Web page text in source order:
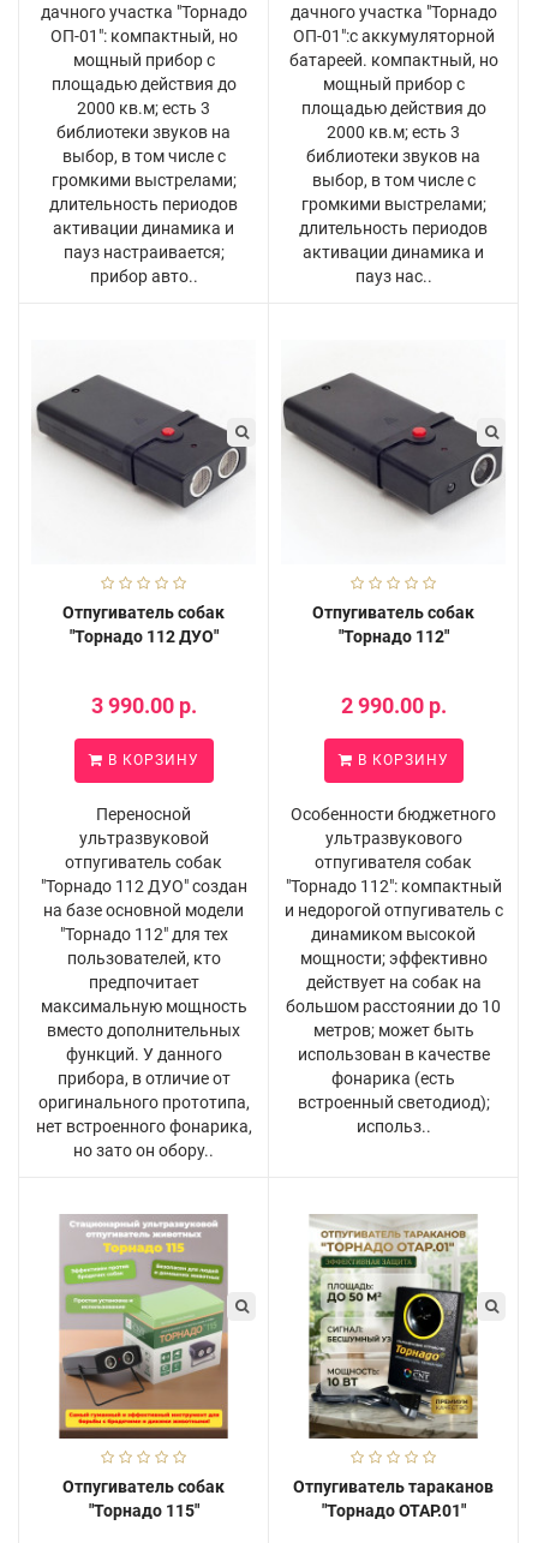
дачного участка "Торнадо
ОП-01": компактный, но
мощный прибор с
площадью действия до
2000 кв.м; есть 3
библиотеки звуков на
выбор, в том числе с
громкими выстрелами;
длительность периодов
активации динамика и
пауз настраивается;
прибор авто..
дачного участка "Торнадо
ОП-01":с аккумуляторной
батареей. компактный, но
мощный прибор с
площадью действия до
2000 кв.м; есть 3
библиотеки звуков на
выбор, в том числе с
громкими выстрелами;
длительность периодов
активации динамика и
пауз нас..
Отпугиватель собак
"Торнадо 112 ДУО"
3 990.00 р.
В КОРЗИНУ
Переносной
ультразвуковой
отпугиватель собак
"Торнадо 112 ДУО" создан
на базе основной модели
"Торнадо 112" для тех
пользователей, кто
предпочитает
максимальную мощность
вместо дополнительных
функций. У данного
прибора, в отличие от
оригинального прототипа,
нет встроенного фонарика,
но зато он обору..
Отпугиватель собак
"Торнадо 112"
2 990.00 р.
В КОРЗИНУ
Особенности бюджетного
ультразвукового
отпугивателя собак
"Торнадо 112": компактный
и недорогой отпугиватель с
динамиком высокой
мощности; эффективно
действует на собак на
большом расстоянии до 10
метров; может быть
использован в качестве
фонарика (есть
встроенный светодиод);
использ..
Отпугиватель собак
"Торнадо 115"
Отпугиватель тараканов
"Торнадо ОТАР.01"